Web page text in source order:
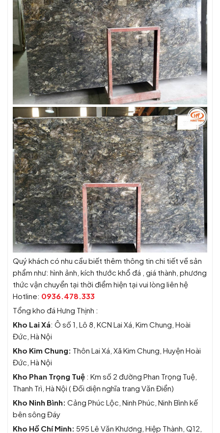
Quý khách có nhu cầu biết thêm thông tin chi tiết về sản
phẩm như: hình ảnh, kích thước khổ đá , giá thành, phương
thức vận chuyển tại thời điểm hiện tại vui lòng liên hệ
Hotline: 0936.478.333
Tổng kho đá Hưng Thịnh :
Kho Lai Xá: Ô số 1, Lô 8, KCN Lai Xá, Kim Chung, Hoài
Đức, Hà Nội
Kho Kim Chung: Thôn Lai Xá, Xã Kim Chung, Huyện Hoài
Đức, Hà Nội
Kho Phan Trọng Tuệ : Km số 2 đường Phan Trọng Tuệ,
Thanh Trì, Hà Nội ( Đối diện nghĩa trang Văn Điển)
Kho Ninh Bình: Cảng Phúc Lộc, Ninh Phúc, Ninh Bình kế
bên sông Đáy
Kho Hồ Chí Minh: 595 Lê Văn Khương, Hiệp Thành, Q12,